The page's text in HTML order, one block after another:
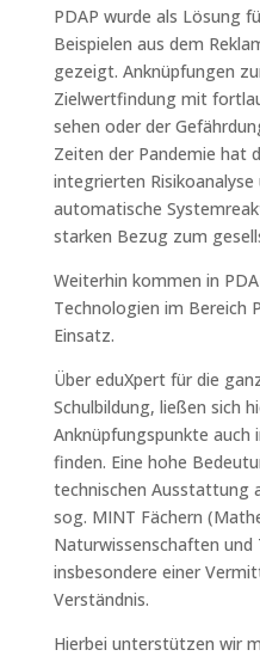
PDAP wurde als Lösung
Beispielen aus dem
gezeigt. Anknüpfungen
Zielwertfindung mit
sehen oder der
Zeiten der Pandemie hat
integrierten
automatische
starken Bezug zum
Weiterhin kommen in
Technologien im Bereich
Einsatz.
Über eduXpert für die
Schulbildung, ließen sich
Anknüpfungspunkte auch
finden. Eine hohe
technischen Ausstattung
sog. MINT Fächern
Naturwissenschaften und
insbesondere einer
Verständnis.
Hierbei unterstützen wir